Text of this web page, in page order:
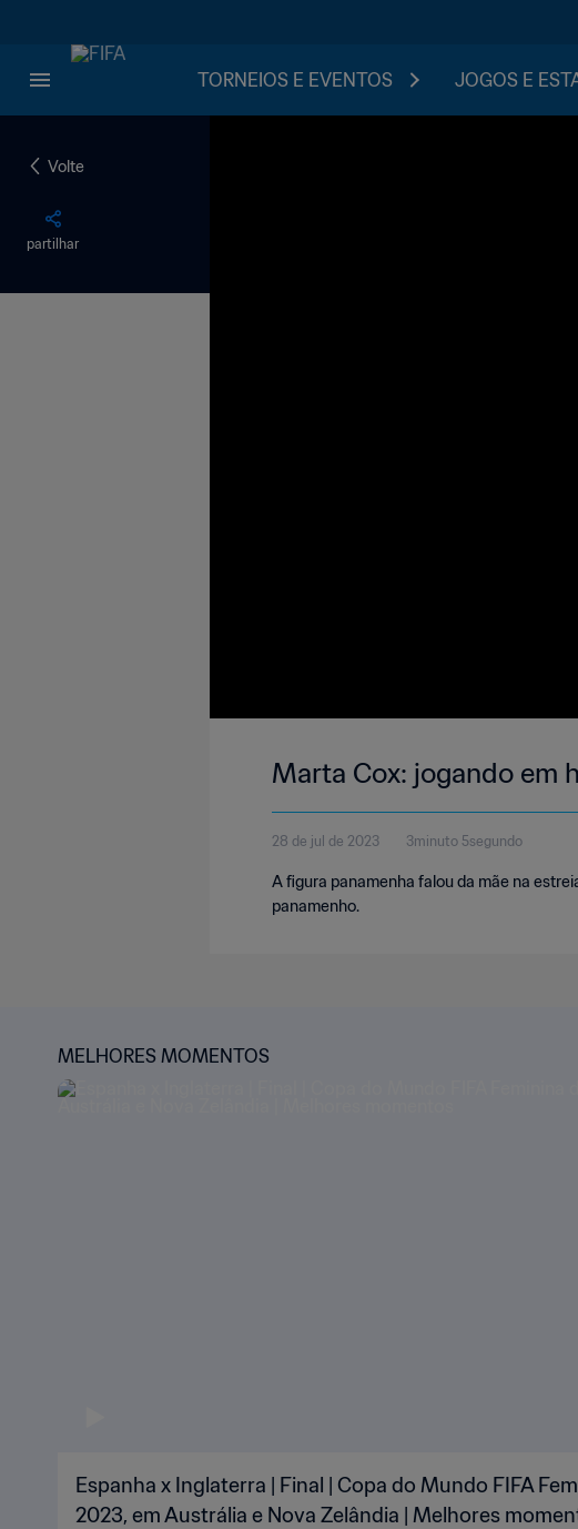
TORNEIOS E EVENTOS JOGOS E
Volte
partilhar
Marta Cox: jogando em
28 de jul de 2023 3minuto 5segundo
A figura panamenha falou da mãe na
panamenho.
MELHORES MOMENTOS
Espanha x Inglaterra | Final | Copa do Mundo FIFA
2023, em Austrália e Nova Zelândia | Melhores